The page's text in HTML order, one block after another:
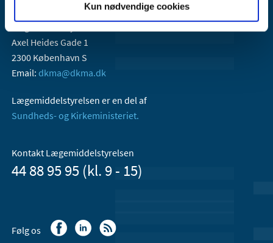
Kun nødvendige cookies
Axel Heides Gade 1
2300 København S
Email: dkma@dkma.dk
Lægemiddelstyrelsen er en del af
Sundheds- og Kirkeministeriet.
Kontakt Lægemiddelstyrelsen
44 88 95 95 (kl. 9 - 15)
Følg os